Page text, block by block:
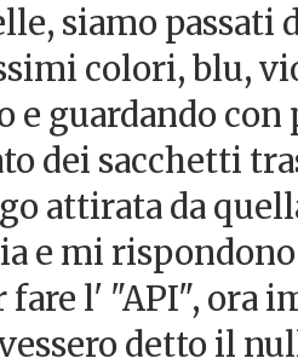
siamo passati
colori, blu,
e guardando
dei sacchetti
attirata da
e mi
fare l' "API", ora
detto il